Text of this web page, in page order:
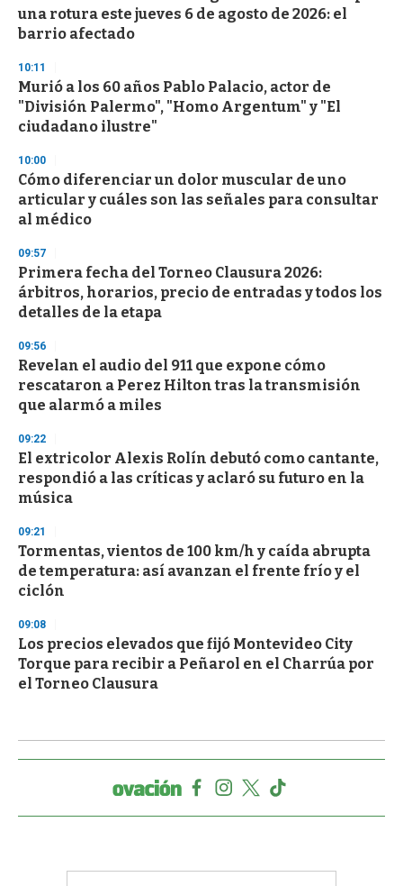
o
f
3
s
e
c
o
n
una rotura este jueves 6 de agosto de 2026: el
barrio afectado
10:11
Murió a los 60 años Pablo Palacio, actor de
"División Palermo", "Homo Argentum" y "El
ciudadano ilustre"
10:00
Cómo diferenciar un dolor muscular de uno
articular y cuáles son las señales para consultar
al médico
09:57
Primera fecha del Torneo Clausura 2026:
árbitros, horarios, precio de entradas y todos los
detalles de la etapa
09:56
Revelan el audio del 911 que expone cómo
rescataron a Perez Hilton tras la transmisión
que alarmó a miles
09:22
El extricolor Alexis Rolín debutó como cantante,
respondió a las críticas y aclaró su futuro en la
música
09:21
Tormentas, vientos de 100 km/h y caída abrupta
de temperatura: así avanzan el frente frío y el
ciclón
09:08
Los precios elevados que fijó Montevideo City
Torque para recibir a Peñarol en el Charrúa por
el Torneo Clausura